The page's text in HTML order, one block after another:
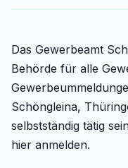
Das Gewerbeamt
Behörde für alle
Schöngleina,
selbstständig tätig
hier anmelden.